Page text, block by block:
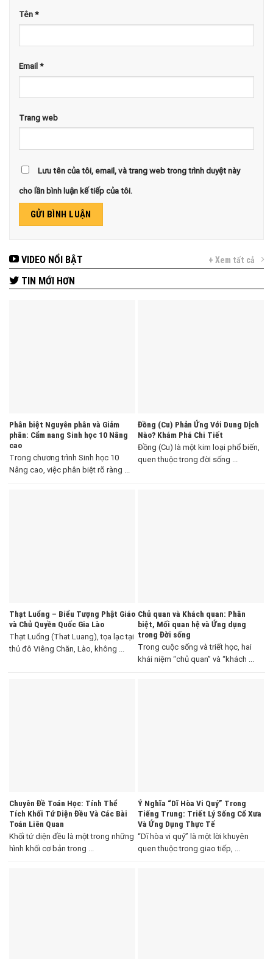
Tên*
Email*
Trang web
Lưu tên của tôi, email, và trang web trong trình duyệt này
cho lần bình luận kế tiếp của tôi.
VIDEO NỔI BẬT + Xem tất cả
TIN MỚI HƠN
Phân biệt Nguyên phân và Giảm
phân: Cẩm nang Sinh học 10 Nâng
cao
Trong chương trình Sinh học 10
Nâng cao, việc phân biệt rõ ràng ...
Đồng (Cu) Phản Ứng Với Dung Dịch
Nào? Khám Phá Chi Tiết
Đồng (Cu) là một kim loại phổ biến,
quen thuộc trong đời sống ...
Thạt Luổng – Biểu Tượng Phật Giáo
và Chủ Quyền Quốc Gia Lào
Thạt Luổng (That Luang), tọa lạc tại
thủ đô Viêng Chăn, Lào, không ...
Chủ quan và Khách quan: Phân
biệt, Mối quan hệ và Ứng dụng
trong Đời sống
Trong cuộc sống và triết học, hai
khái niệm “chủ quan” và “khách ...
Chuyên Đề Toán Học: Tính Thể
Tích Khối Tứ Diện Đều Và Các Bài
Toán Liên Quan
Khối tứ diện đều là một trong những
hình khối cơ bản trong ...
Ý Nghĩa “Dĩ Hòa Vi Quý” Trong
Tiếng Trung: Triết Lý Sống Cổ Xưa
Và Ứng Dụng Thực Tế
“Dĩ hòa vi quý” là một lời khuyên
quen thuộc trong giao tiếp, ...